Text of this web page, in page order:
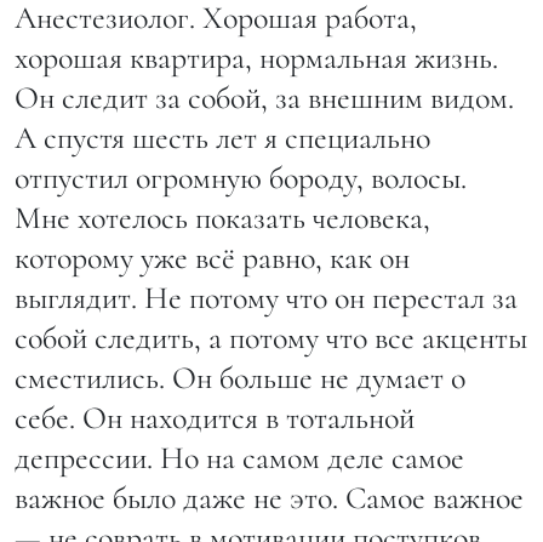
Анестезиолог. Хорошая работа,
хорошая квартира, нормальная жизнь.
Он следит за собой, за внешним видом.
А спустя шесть лет я специально
отпустил огромную бороду, волосы.
Мне хотелось показать человека,
которому уже всё равно, как он
выглядит. Не потому что он перестал за
собой следить, а потому что все акценты
сместились. Он больше не думает о
себе. Он находится в тотальной
депрессии. Но на самом деле самое
важное было даже не это. Самое важное